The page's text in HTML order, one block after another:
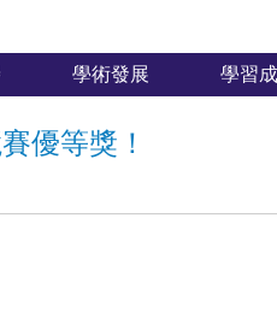
學術發展 學習
優等獎！